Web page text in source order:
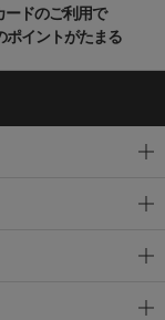
ードのご利用で
ポイントがたまる